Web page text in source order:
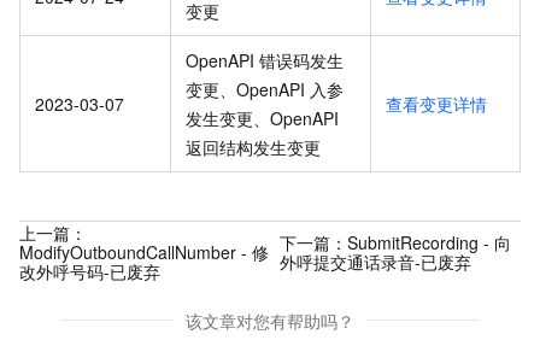
变更
2023-03-07
OpenAPI 错误码发生
变更、OpenAPI 入参
发生变更、OpenAPI
返回结构发生变更
查看变更详情
上一篇：
ModifyOutboundCallNumber - 修
改外呼号码-已废弃
下一篇：SubmitRecording - 向
外呼提交通话录音-已废弃
该文章对您有帮助吗？